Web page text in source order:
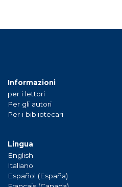
Informazioni
per i lettori
Per gli autori
Per i bibliotecari
Lingua
English
Italiano
Español (España)